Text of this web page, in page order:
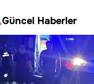
Güncel Haberler